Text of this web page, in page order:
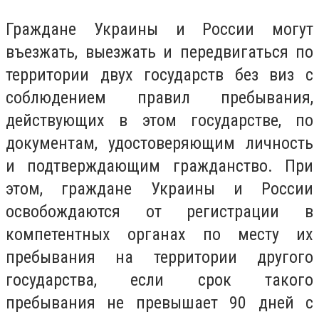
Граждане Украины и России могут
въезжать, выезжать и передвигаться по
территории двух государств без виз с
соблюдением правил пребывания,
действующих в этом государстве, по
документам, удостоверяющим личность
и подтверждающим гражданство. При
этом, граждане Украины и России
освобождаются от регистрации в
компетентных органах по месту их
пребывания на территории другого
государства, если срок такого
пребывания не превышает 90 дней с